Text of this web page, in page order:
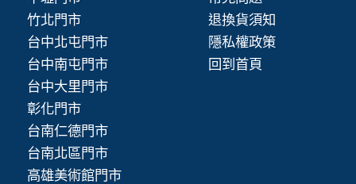
竹北門市
台中北屯門市
台中南屯門市
台中大里門市
彰化門市
台南仁德門市
台南北區門市
高雄美術館門市
退換貨須知
隱私權政策
回到首頁